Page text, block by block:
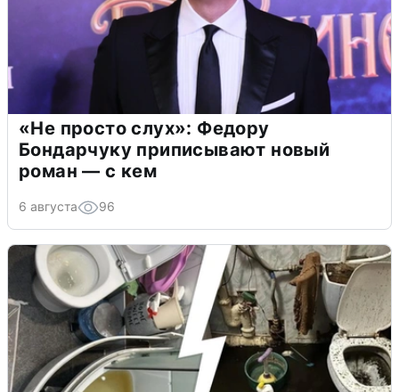
«Не просто слух»: Федору
Бондарчуку приписывают новый
роман — с кем
6 августа 96